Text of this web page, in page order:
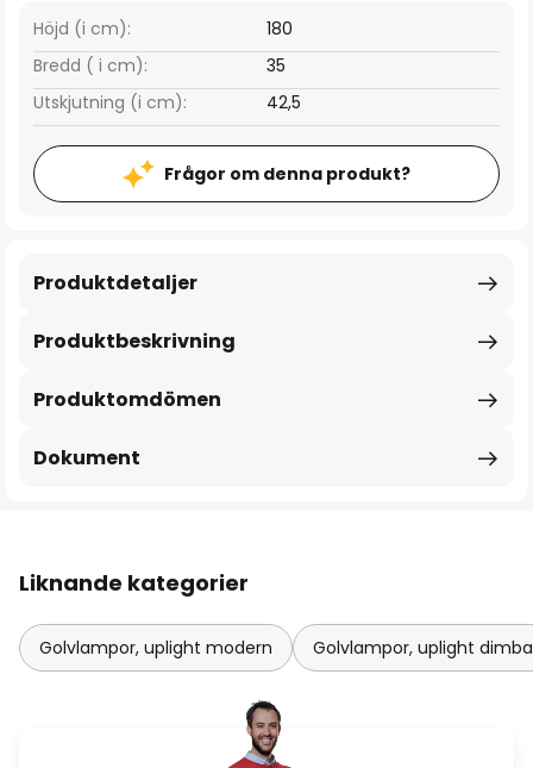
Bredd ( i cm): 35
Höjd (i cm): 180
Utskjutning (i cm): 42,5
Frågor om denna produkt?
Produktbeskrivning
Produktdetaljer
Produktomdömen
Dokument
Liknande kategorier
Golvlampor, uplight modern Golvlampor, uplight